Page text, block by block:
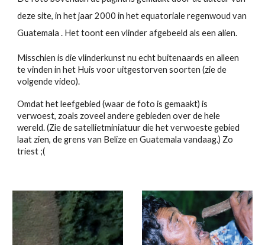
deze site, in het jaar 2000 in het equatoriale regenwoud van
Guatemala . Het toont een vlinder afgebeeld als een alien.
Misschien is die vlinderkunst nu echt buitenaards en alleen
te vinden in het Huis voor uitgestorven soorten (zie de
volgende video).
Omdat het leefgebied (waar de foto is gemaakt) is
verwoest, zoals zoveel andere gebieden over de hele
wereld. (Zie de satellietminiatuur die het verwoeste gebied
laat zien, de grens van Belize en Guatemala vandaag.) Zo
triest ;(